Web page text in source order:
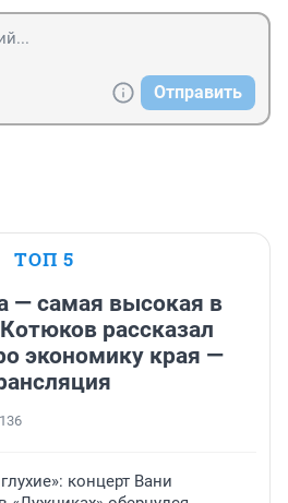
Отправить
ТОП 5
— самая высокая в
рассказал
экономику края —
136
концерт Вани